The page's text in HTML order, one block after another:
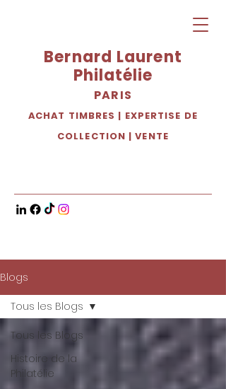
Bernard Laurent
Philatélie
PARIS
ACHAT TIMBRES | EXPERTISE DE
COLLECTION | VENTE
Blogs
Tous les Blogs
Histoire de la
Philatélie
Tous les Blogs